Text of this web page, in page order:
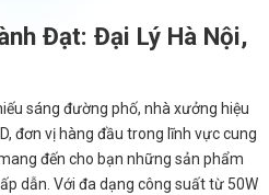
Đạt: Đại Lý Hà Nội,
sáng đường phố, nhà xưởng hiệu
đơn vị hàng đầu trong lĩnh vực cung
đến cho bạn những sản phẩm
dẫn. Với đa dạng công suất từ 50W